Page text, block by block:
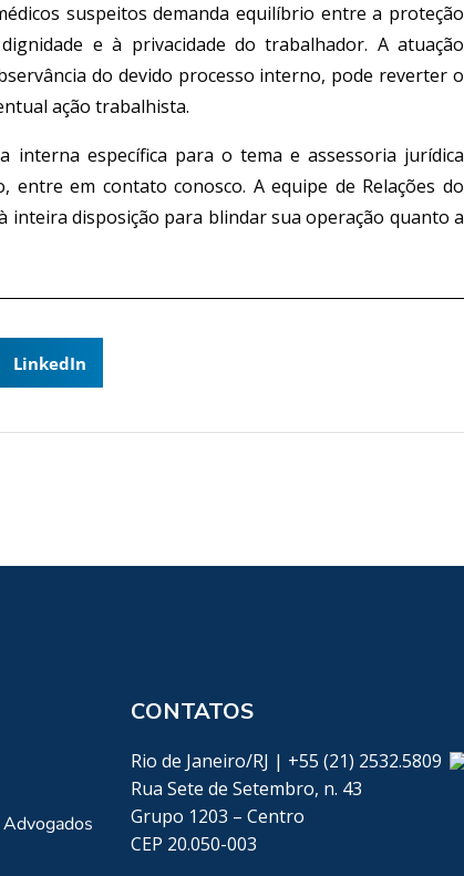
suspeitos demanda equilíbrio entre a proteção
e à privacidade do trabalhador. A atuação
do devido processo interno, pode reverter o
ação trabalhista.
específica para o tema e assessoria jurídica
entre em contato conosco. A equipe de Relações do
inteira disposição para blindar sua operação quanto a
LinkedIn
CONTATOS
Rio de Janeiro/RJ | +55 (21) 2532.5809
Rua Sete de Setembro, n. 43
Grupo 1203 – Centro
CEP 20.050-003